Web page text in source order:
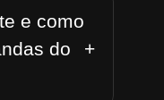
e como
do
+